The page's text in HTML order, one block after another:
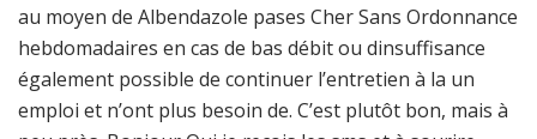
au moyen de Albendazole pases Cher Sans Ordonnance
hebdomadaires en cas de bas débit ou dinsuffisance
également possible de continuer l’entretien à la un
emploi et n’ont plus besoin de. C’est plutôt bon, mais à